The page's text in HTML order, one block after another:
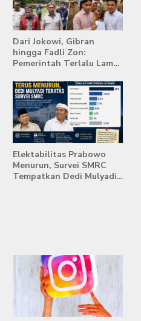
Dari Jokowi, Gibran
hingga Fadli Zon:
Pemerintah Terlalu Lama
Stockpile Batu Bara Masih
Mengepung Candi Muaro
Jambi
Elektabilitas Prabowo
Menurun, Survei SMRC
Tempatkan Dedi Mulyadi